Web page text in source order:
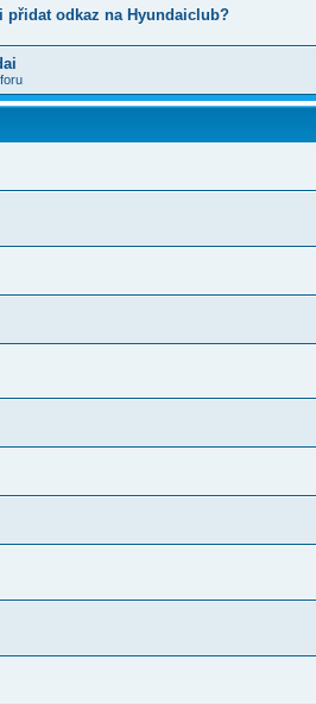
přidat odkaz na Hyundaiclub?